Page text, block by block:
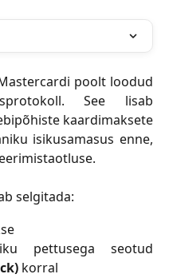
poolt loodud
See lisab
kaardimaksete
isikusamasus enne,
selgitada:
pettusega seotud
korral